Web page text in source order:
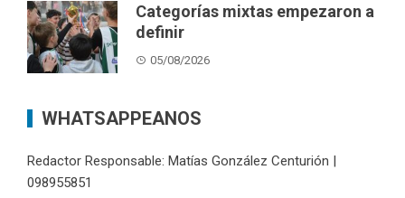
Categorías mixtas empezaron a
definir
05/08/2026
WHATSAPPEANOS
Redactor Responsable: Matías González Centurión |
098955851